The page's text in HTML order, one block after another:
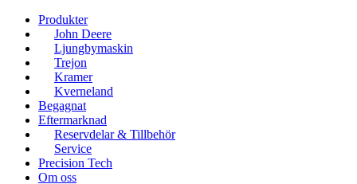
Produkter
John Deere
Ljungbymaskin
Trejon
Kramer
Kverneland
Begagnat
Eftermarknad
Reservdelar & Tillbehör
Service
Precision Tech
Om oss